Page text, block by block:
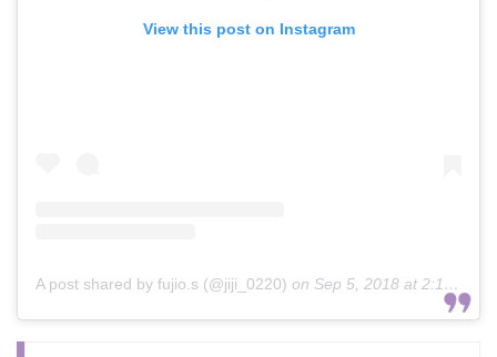
View this post on Instagram
A post shared by fujio.s (@jiji_0220) on Sep 5, 2018 at 2:10am PDT